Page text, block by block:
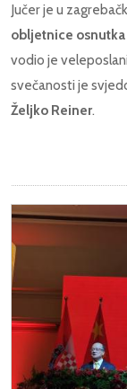
Jučer je u
obljetnice
vodio je
svečanosti je
Željko Reiner.